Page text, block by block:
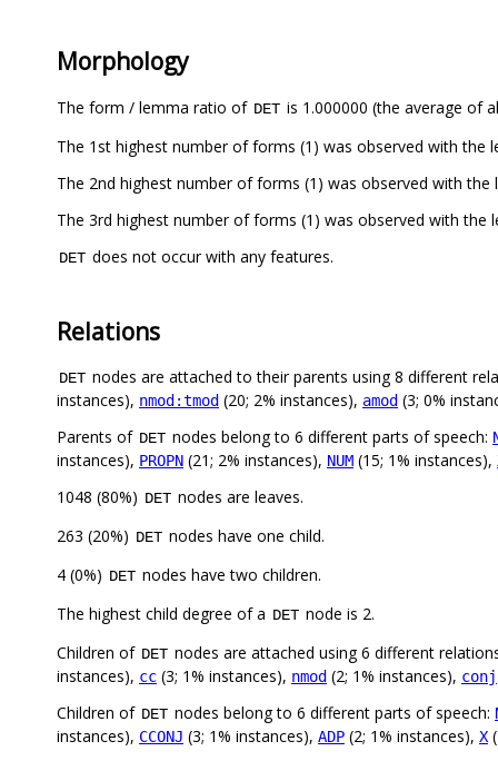
Morphology
The form / lemma ratio of DET is 1.000000 (the average of
The 1st highest number of forms (1) was observed with the
The 2nd highest number of forms (1) was observed with the
The 3rd highest number of forms (1) was observed with the
DET does not occur with any features.
Relations
DET nodes are attached to their parents using 8 different
instances), nmod:tmod (20; 2% instances), amod (3; 0%
Parents of DET nodes belong to 6 different parts of speech:
instances), PROPN (21; 2% instances), NUM (15; 1% instances),
1048 (80%) DET nodes are leaves.
263 (20%) DET nodes have one child.
4 (0%) DET nodes have two children.
The highest child degree of a DET node is 2.
Children of DET nodes are attached using 6 different
instances), cc (3; 1% instances), nmod (2; 1% instances), conj
Children of DET nodes belong to 6 different parts of speech:
instances), CCONJ (3; 1% instances), ADP (2; 1% instances), X